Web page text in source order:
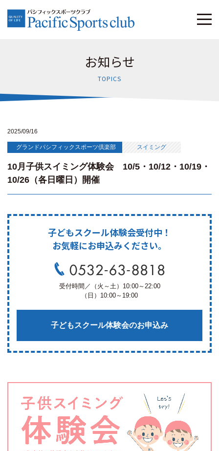
お知らせ
TOPICS
2025/09/16
グランドパシフィックスポーツ倶楽部 スイミング
10月子供スイミング体験会 10/5・10/12・10/19・
10/26（各日曜日）開催
子どもスクール体験会受付中！
お気軽にお申込みください。
受付時間／（火～土）10:00～22:00
（日）10:00～19:00
子どもスクール体験会のお申込み